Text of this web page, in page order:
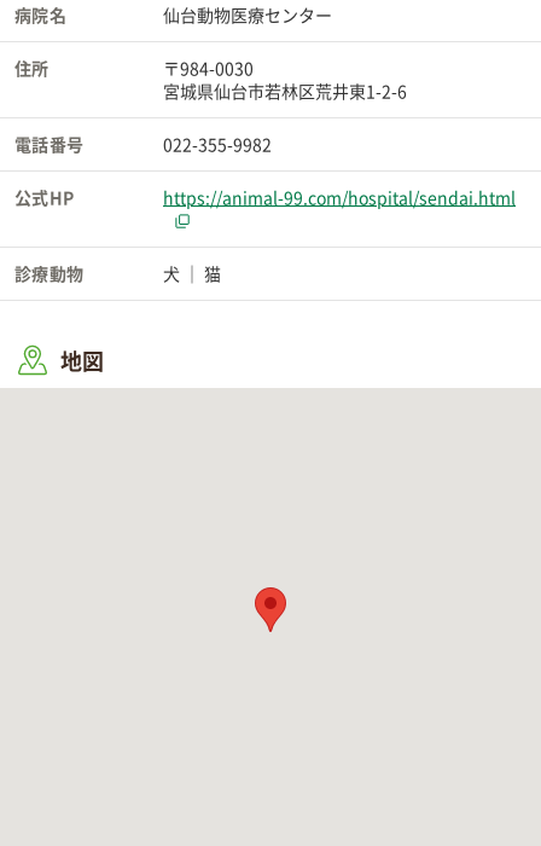
病院名 仙台動物医療センター
住所
〒984-0030
宮城県仙台市若林区荒井東1-2-6
電話番号 022-355-9982
公式HP https://animal-99.com/hospital/sendai.html
診療動物 犬 猫
地図